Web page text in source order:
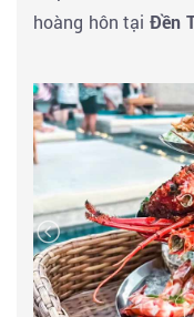
hoàng hôn tạiĐền
nhà hàng địa
khu vực Kuta là
đảo Bali. Nhiều
kín người, đường
thành phố không
night club náo
do khám phá.
4sao.